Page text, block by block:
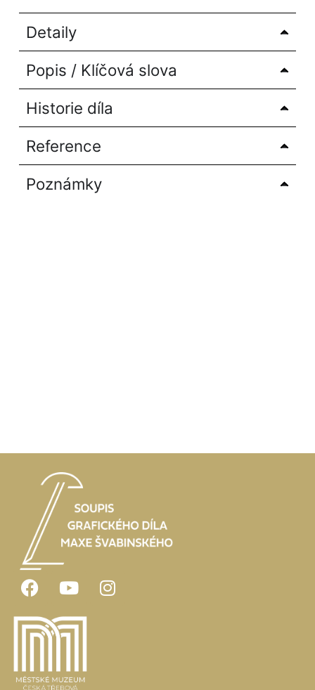
Detaily
Popis / Klíčová slova
Historie díla
Reference
Poznámky